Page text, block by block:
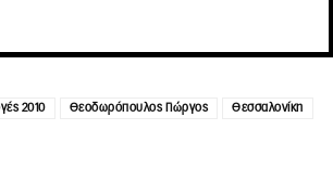
2010 Θεοδωρόπουλος Γιώργος Θεσσαλονίκη